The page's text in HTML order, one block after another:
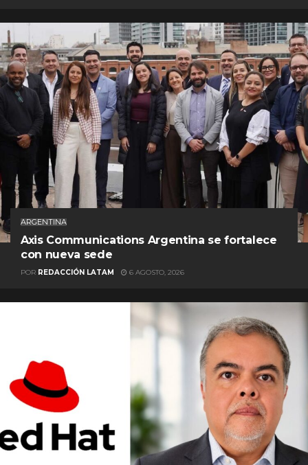
ARGENTINA
Axis Communications Argentina se fortalece
con nueva sede
POR REDACCIÓN LATAM 6 AGOSTO, 2026